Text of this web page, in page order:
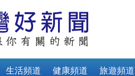
生活頻道 健康頻道 旅遊頻道